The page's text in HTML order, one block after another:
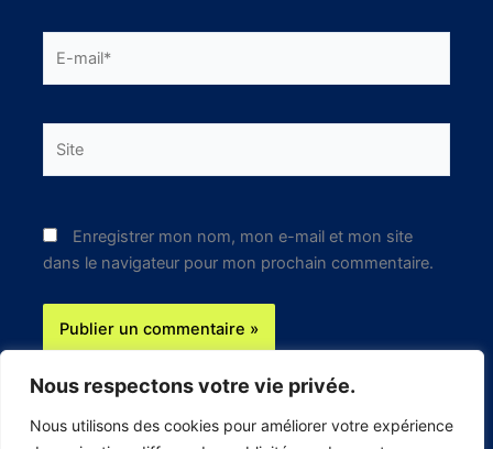
Nous respectons votre vie privée.
Nous utilisons des cookies pour améliorer votre expérience
mail*
Enregistrer mon nom, mon e-mail et mon site
dans le navigateur pour mon prochain commentaire.